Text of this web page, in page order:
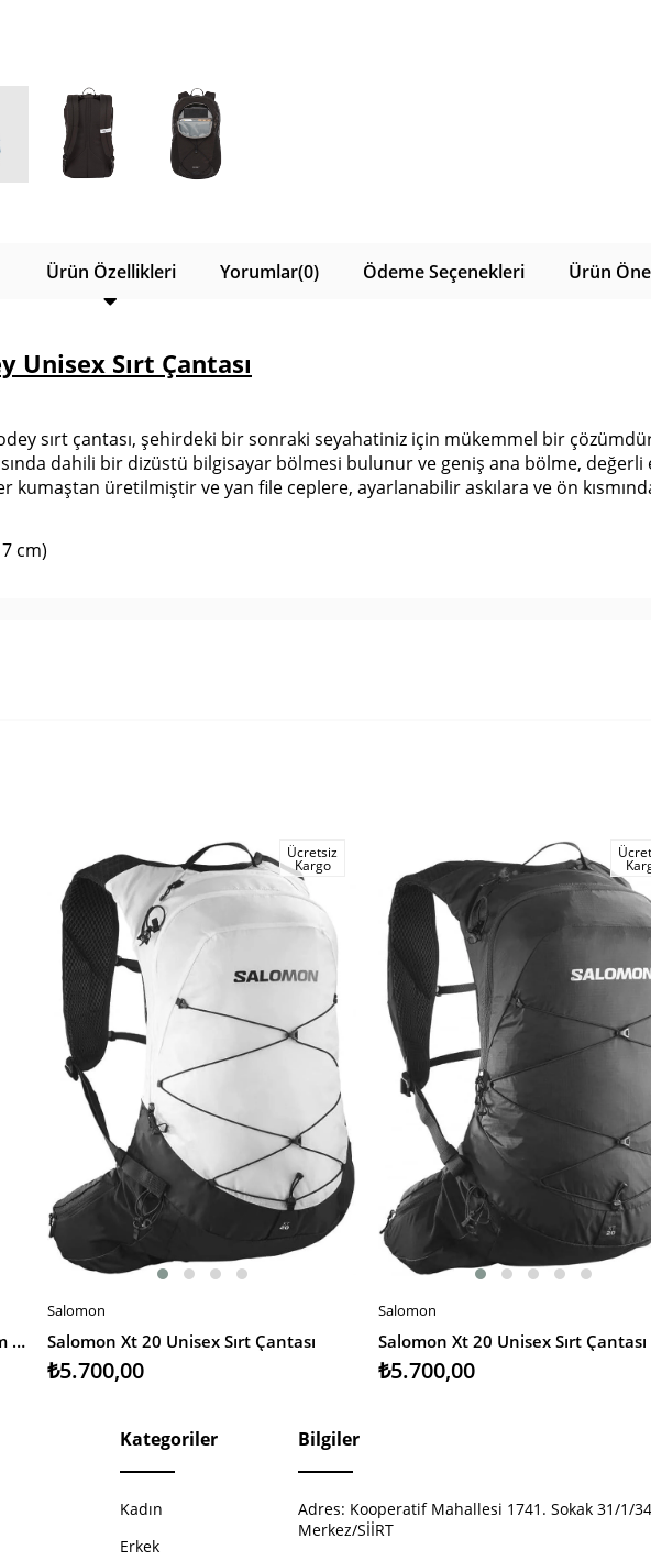
Ürün Özellikleri Yorumlar(0) Ödeme Seçenekleri Ürün
Unisex Sırt Çantası
sırt çantası, şehirdeki bir sonraki seyahatiniz için mükemmel bir çözümdür.
dahili bir dizüstü bilgisayar bölmesi bulunur ve geniş ana bölme, değerli
kumaştan üretilmiştir ve yan file ceplere, ayarlanabilir askılara ve ön
cm)
Puma PUMA Buzz Backpack Medium Gray Heather Unisex Sırt Çantası
SEPETE EKLE
Ücretsiz
Kargo
Salomon
Salomon Xt 20 Unisex Sırt Çantası
₺5.700,00
SEPETE EKLE
Salomon
Salomon Xt 20 Unisex Sırt Çantası
₺5.700,00
Kategoriler
Kadın
Erkek
Bilgiler
Adres: Kooperatif Mahallesi 1741. Sokak 31/1/34
Merkez/SİİRT